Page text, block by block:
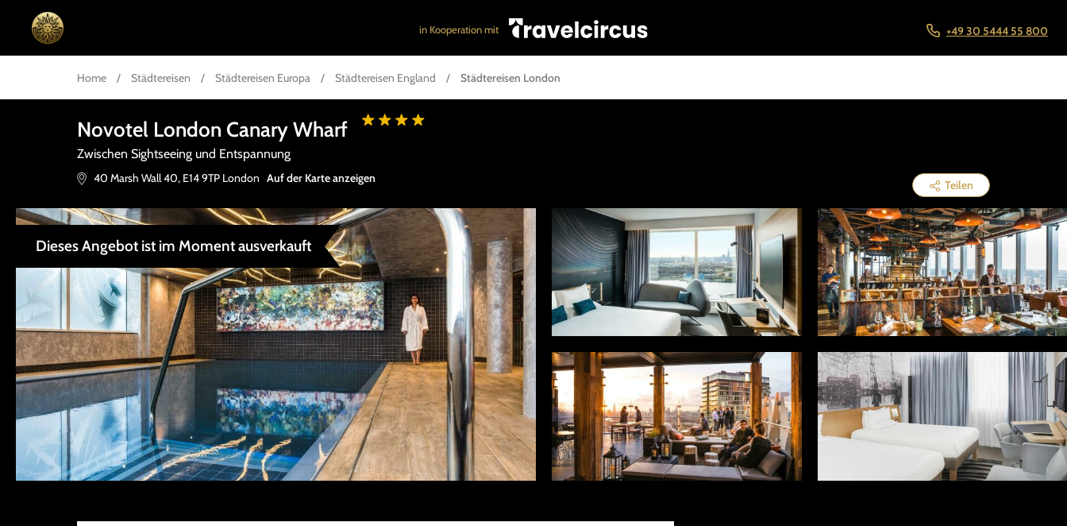
in Kooperation mit +49 30 5444 55 800
Home / Städtereisen / Städtereisen Europa / Städtereisen England / Städtereisen London
Novotel London Canary Wharf
Zwischen Sightseeing und Entspannung
40 Marsh Wall 40, E14 9TP London Auf der Karte anzeigen Teilen
Dieses Angebot ist im Moment ausverkauft